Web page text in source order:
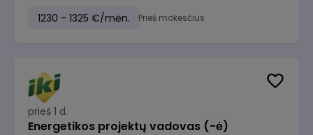
1230 - 1325 €/mėn. Prieš mokesčius
prieš 1 d.
Energetikos projektų vadovas (-ė)